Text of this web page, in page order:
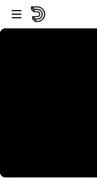
Passer au player
Passer au contenu